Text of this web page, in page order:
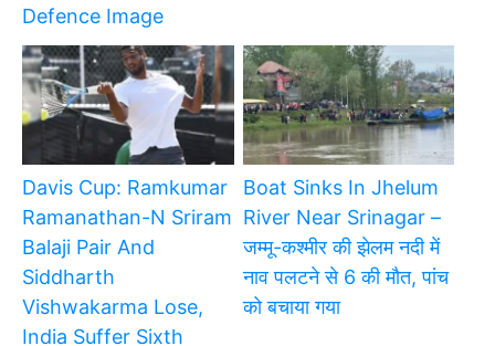
Defence Image
Davis Cup: Ramkumar
Ramanathan-N Sriram
Balaji Pair And
Siddharth
Vishwakarma Lose,
India Suffer Sixth
Boat Sinks In Jhelum
River Near Srinagar –
जम्मू-कश्मीर की झेलम नदी में
नाव पलटने से 6 की मौत, पांच
को बचाया गया